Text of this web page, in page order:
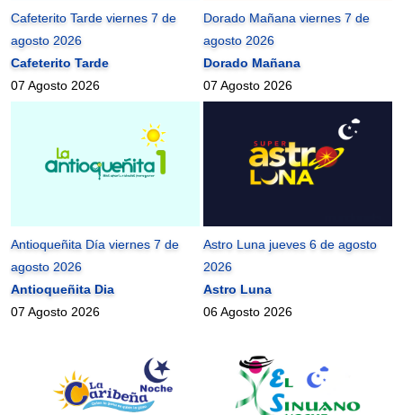
Cafeterito Tarde viernes 7 de
agosto 2026
Cafeterito Tarde
07 Agosto 2026
Dorado Mañana viernes 7 de
agosto 2026
Dorado Mañana
07 Agosto 2026
Antioqueñita Día viernes 7 de
agosto 2026
Antioqueñita Dia
07 Agosto 2026
Astro Luna jueves 6 de agosto
2026
Astro Luna
06 Agosto 2026